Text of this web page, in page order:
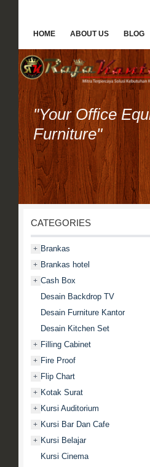
HOME ABOUT US BLOG
"Your Office
Furniture"
CATEGORIES
+ Brankas
+ Brankas hotel
+ Cash Box
Desain Backdrop TV
Desain Furniture Kantor
Desain Kitchen Set
+ Filling Cabinet
+ Fire Proof
+ Flip Chart
+ Kotak Surat
+ Kursi Auditorium
+ Kursi Bar Dan Cafe
+ Kursi Belajar
Kursi Cinema